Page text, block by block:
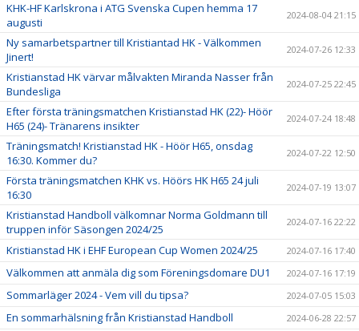
KHK-HF Karlskrona i ATG Svenska Cupen hemma 17
augusti
2024-08-04 21:15
Ny samarbetspartner till Kristiantad HK - Välkommen
Jinert!
2024-07-26 12:33
Kristianstad HK värvar målvakten Miranda Nasser från
Bundesliga
2024-07-25 22:45
Efter första träningsmatchen Kristianstad HK (22)- Höör
H65 (24)- Tränarens insikter
2024-07-24 18:48
Träningsmatch! Kristianstad HK - Höör H65, onsdag
16:30. Kommer du?
2024-07-22 12:50
Första träningsmatchen KHK vs. Höörs HK H65 24 juli
16:30
2024-07-19 13:07
Kristianstad Handboll välkomnar Norma Goldmann till
truppen inför Säsongen 2024/25
2024-07-16 22:22
Kristianstad HK i EHF European Cup Women 2024/25 2024-07-16 17:40
Välkommen att anmäla dig som Föreningsdomare DU1 2024-07-16 17:19
Sommarläger 2024 - Vem vill du tipsa? 2024-07-05 15:03
En sommarhälsning från Kristianstad Handboll 2024-06-28 22:57